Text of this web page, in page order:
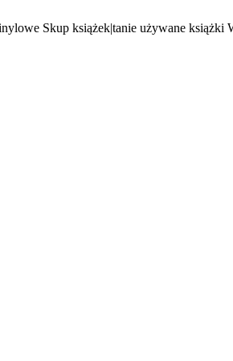
Skup książek|tanie używane książki